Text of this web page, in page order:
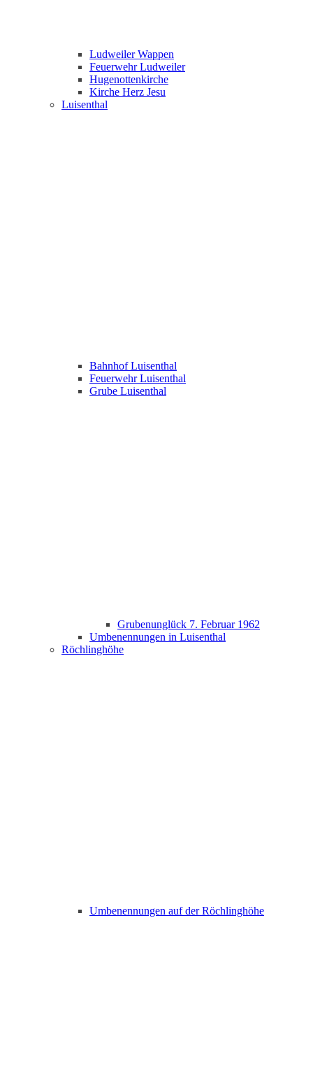
Ludweiler Wappen
Feuerwehr Ludweiler
Hugenottenkirche
Kirche Herz Jesu
Luisenthal
Bahnhof Luisenthal
Feuerwehr Luisenthal
Grube Luisenthal
Grubenunglück 7. Februar 1962
Umbenennungen in Luisenthal
Röchlinghöhe
Umbenennungen auf der Röchlinghöhe